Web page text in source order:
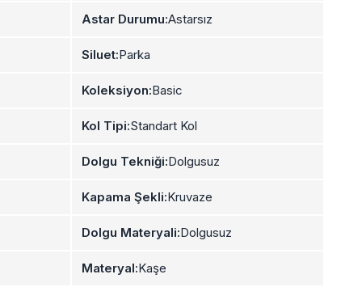
Astar Durumu:Astarsız
Siluet:Parka
Koleksiyon:Basic
Kol Tipi:Standart Kol
Dolgu Tekniği:Dolgusuz
Kapama Şekli:Kruvaze
Dolgu Materyali:Dolgusuz
Materyal:Kaşe